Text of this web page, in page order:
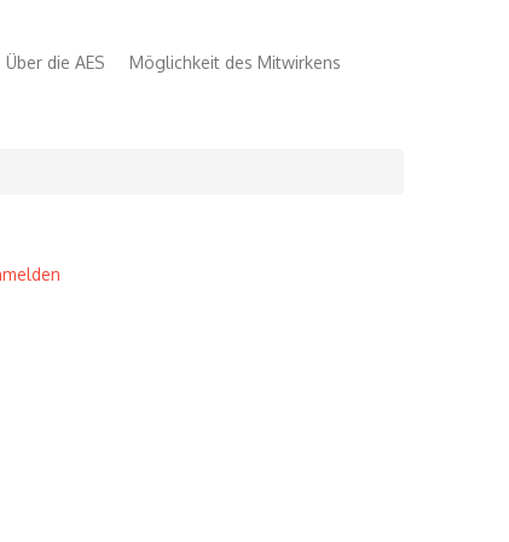
Über die AES Möglichkeit des Mitwirkens